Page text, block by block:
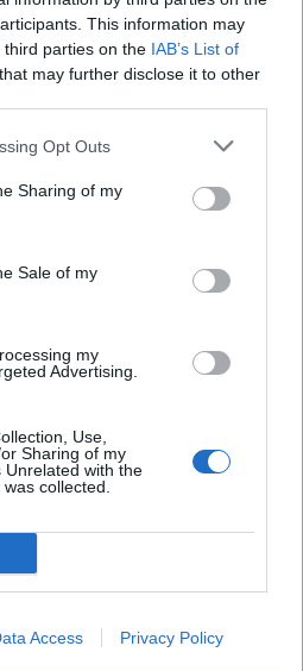
This information may
parties on the IAB’s List of
that may further disclose it to other
Opt Outs
Sharing of my
Sale of my
my
Advertising.
Use,
Sharing of my
Unrelated with the
collected.
Access Privacy Policy
website in this browser for the
by email.
email.